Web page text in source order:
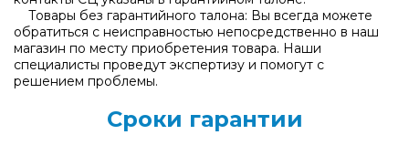
Товары без гарантийного талона: Вы всегда можете
обратиться с неисправностью непосредственно в наш
магазин по месту приобретения товара. Наши
специалисты проведут экспертизу и помогут с
решением проблемы.
Сроки гарантии